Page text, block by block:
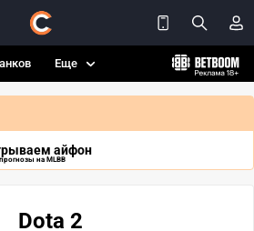
Еще
айфон
на MLBB
Dota 2